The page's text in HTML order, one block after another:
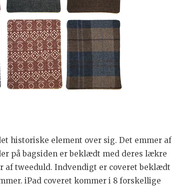
historiske element over sig. Det emmer af
på bagsiden er beklædt med deres lækre
tweeduld. Indvendigt er coveret beklædt
iPad coveret kommer i 8 forskellige